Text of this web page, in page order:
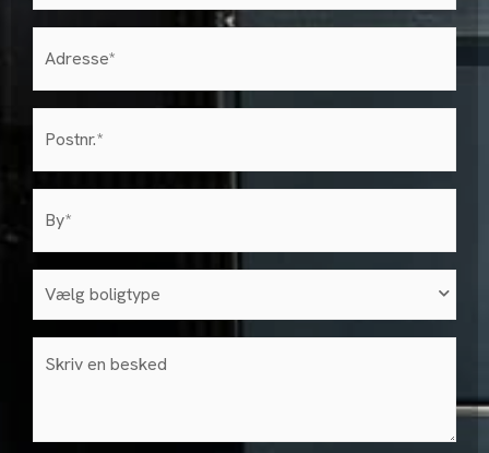
Adresse
(Påkrævet)
postnr
(Påkrævet)
by
(Påkrævet)
Vælg
boligtype
Besked